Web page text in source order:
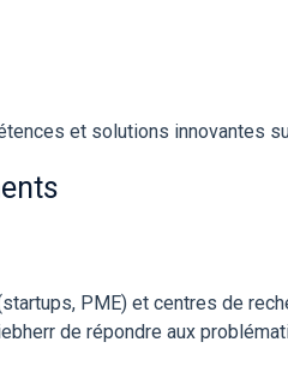
et solutions innovantes
PME) et centres de
de répondre aux